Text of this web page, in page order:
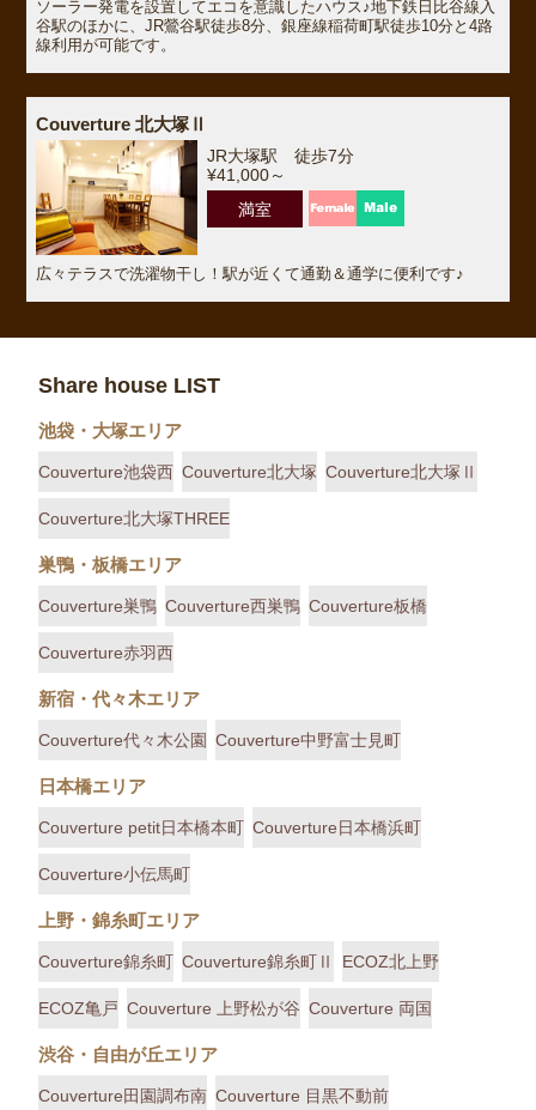
ソーラー発電を設置してエコを意識したハウス♪地下鉄日比谷線入
谷駅のほかに、JR鶯谷駅徒歩8分、銀座線稲荷町駅徒歩10分と4路
線利用が可能です。
Couverture 北大塚Ⅱ
JR大塚駅 徒歩7分
¥41,000～
満室
広々テラスで洗濯物干し！駅が近くて通勤＆通学に便利です♪
Share house LIST
池袋・大塚エリア
Couverture池袋西 Couverture北大塚 Couverture北大塚Ⅱ
Couverture北大塚THREE
巣鴨・板橋エリア
Couverture巣鴨 Couverture西巣鴨 Couverture板橋
Couverture赤羽西
新宿・代々木エリア
Couverture代々木公園 Couverture中野富士見町
日本橋エリア
Couverture petit日本橋本町 Couverture日本橋浜町
Couverture小伝馬町
上野・錦糸町エリア
Couverture錦糸町 Couverture錦糸町Ⅱ ECOZ北上野
ECOZ亀戸 Couverture 上野松が谷 Couverture 両国
渋谷・自由が丘エリア
Couverture田園調布南 Couverture 目黒不動前